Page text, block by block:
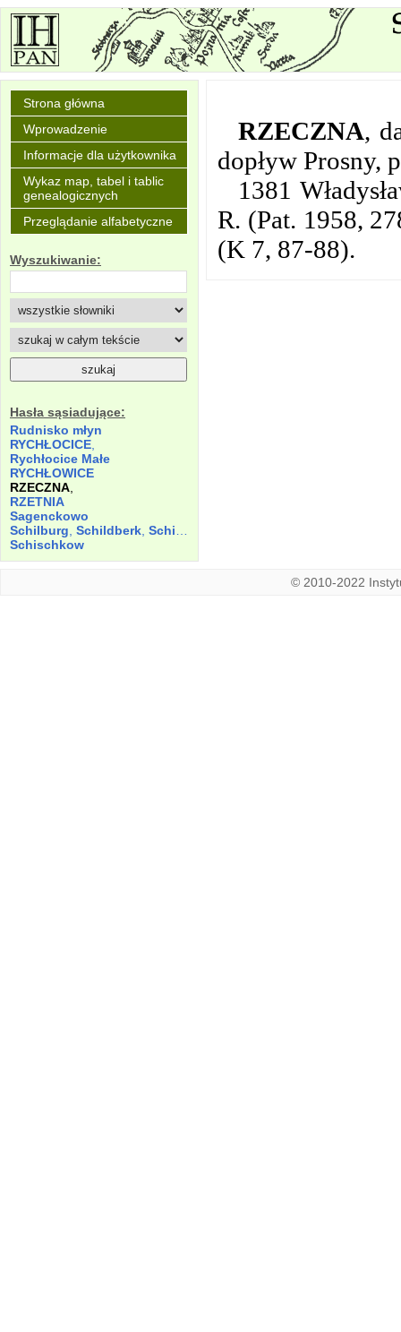
Strona główna
Wprowadzenie
Informacje dla użytkownika
Wykaz map, tabel i tablic
genealogicznych
Przeglądanie alfabetyczne
Wyszukiwanie:
Hasła sąsiadujące:
Rudnisko młyn
RYCHŁOCICE
Rychłocice Małe
RYCHŁOWICE
RZECZNA
RZETNIA
Sagenckowo
Schilburg Schildberk Schiltberg
Schischkow
RZECZNA,
dopływ Prosny,
1381
R. (Pat. 1958,
(K 7, 87-88).
© 2010-2022